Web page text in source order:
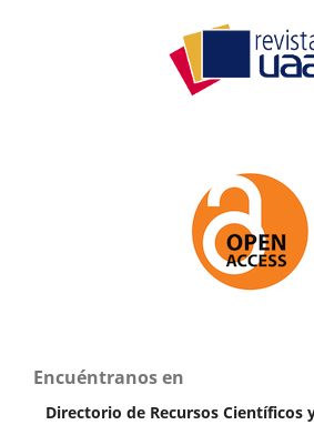
Encuéntranos en
Directorio de Recursos Científicos